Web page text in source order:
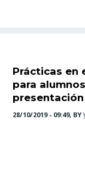
Prácticas en
para
presentación
28/10/2019 - 09:49, BY